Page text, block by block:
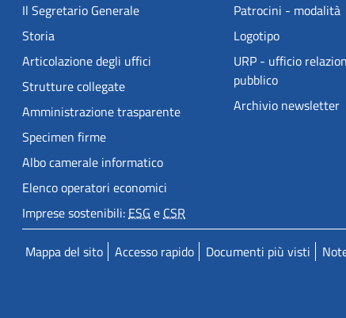
Il Segretario Generale
Storia
Articolazione degli uffici
Strutture collegate
Amministrazione trasparente
Specimen firme
Albo camerale informatico
Elenco operatori economici
Imprese sostenibili:ESGeCSR
Patrocini - modalità
Logotipo
URP - ufficio
pubblico
Archivio newsletter
Mappa del sito Accesso rapido Documenti più visti